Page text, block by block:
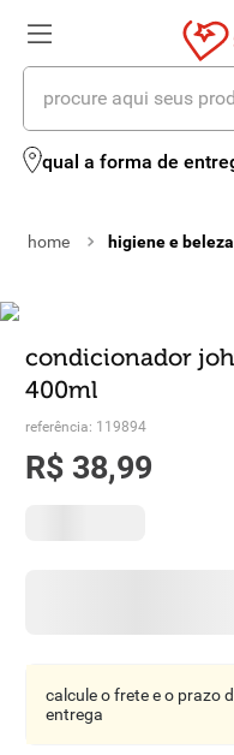
procure aqui seus
qual a forma de
higiene e beleza
condicionador
400ml
referência: 119894
R$ 38,99
calcule o frete e o prazo
entrega
termos mais buscados
2º leite
4º iogurte
5º queijo
6 biscoito
7º